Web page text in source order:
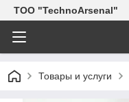
ТОО "TechnoArsenal"
Товары и услуги